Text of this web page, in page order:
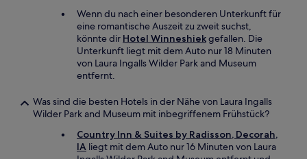
Wenn du nach einer besonderen Unterkunft für
eine romantische Auszeit zu zweit suchst,
könnte dir Hotel Winneshiekgefallen. Die
Unterkunft liegt mit dem Auto nur 18 Minuten
von Laura Ingalls Wilder Park and Museum
entfernt.
Was sind die besten Hotels in der Nähe von Laura Ingalls
Wilder Park and Museum mit inbegriffenem Frühstück?
Country Inn & Suites by Radisson, Decorah,
IA liegt mit dem Auto nur 16 Minuten von Laura